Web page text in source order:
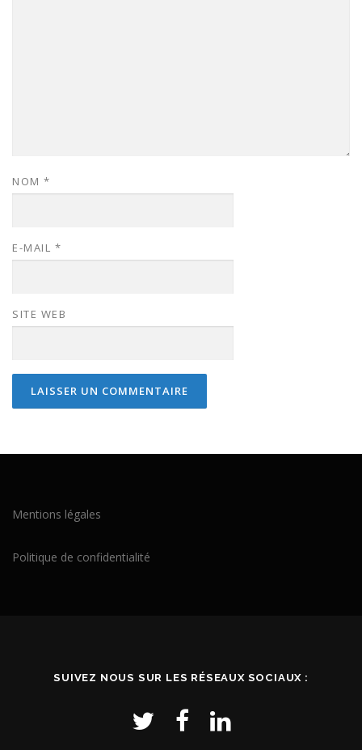
NOM *
E-MAIL *
SITE WEB
Mentions légales
Politique de confidentialité
SUIVEZ NOUS SUR LES RÉSEAUX SOCIAUX :